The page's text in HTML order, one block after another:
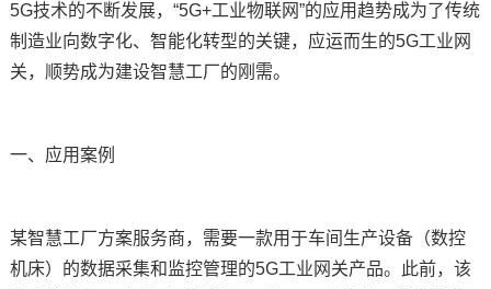
技术论坛
5G技术的不断发展，“5G+工业物联网”的应用趋势成为了传统
制造业向数字化、智能化转型的关键，应运而生的5G工业网
关，顺势成为建设智慧工厂的刚需。
一、应用案例
某智慧工厂方案服务商，需要一款用于车间生产设备（数控
机床）的数据采集和监控管理的5G工业网关产品。此前，该